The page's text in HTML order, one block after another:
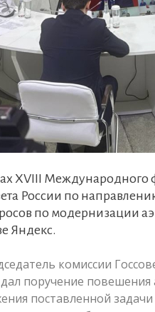
XVIII Международного
России по
по модернизации
Яндекс.
комиссии
поручение
поставленной